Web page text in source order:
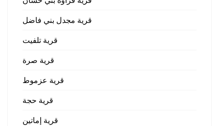
قرية مجدل بني فاضل
قرية تلفيت
قرية صرة
قرية عزموط
قرية حجة
قرية إماتين